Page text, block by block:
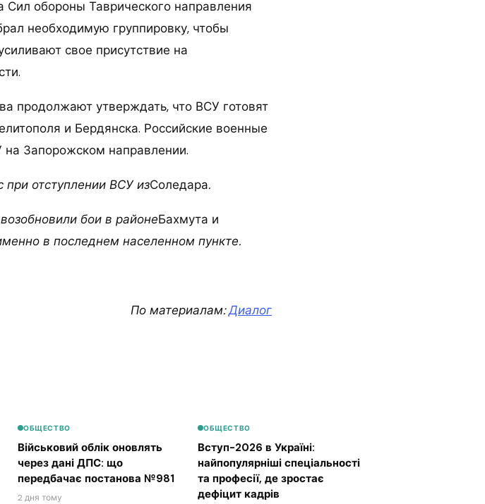
обороны Таврического направления
необходимую группировку, чтобы
свое присутствие на
продолжают утверждать, что ВСУ готовят
и Бердянска. Российские военные
Запорожском направлении.
отступлении ВСУ изСоледара.
бои в районеБахмута и
в последнем населенном пункте.
По материалам:Диалог
ОБЩЕСТВО
Військовий облік оновлять
через дані ДПС: що
передбачає постанова №981
2 дня тому
ОБЩЕСТВО
Вступ-2026 в Україні:
найпопулярніші спеціальності
та професії, де зростає
дефіцит кадрів